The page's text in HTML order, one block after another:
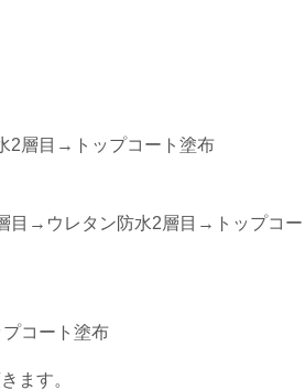
2層目→トップコート塗布
→ウレタン防水2層目→トップコー
コート塗布
ます。